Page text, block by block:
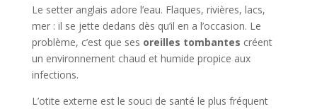
Le setter anglais adore l’eau. Flaques, rivières, lacs,
mer : il se jette dedans dès qu’il en a l’occasion. Le
problème, c’est que ses oreilles tombantes créent
un environnement chaud et humide propice aux
infections.
L’otite externe est le souci de santé le plus fréquent